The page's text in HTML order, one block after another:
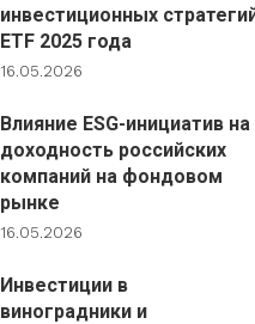
инвестиционных
ETF 2025 года
16.05.2026
Влияние ESG-инициатив на
доходность российских
компаний на фондовом
рынке
16.05.2026
Инвестиции в
виноградники и